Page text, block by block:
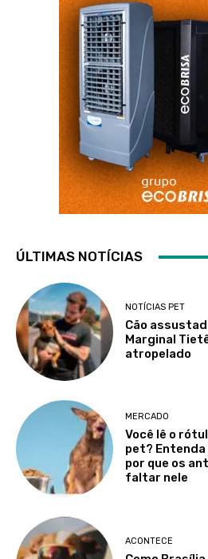
ÚLTIMAS NOTÍCIAS
NOTÍCIAS PET
Cão
Marginal
atropelado
MERCADO
Você lê o
pet?
por que os
faltar nele
ACONTECE